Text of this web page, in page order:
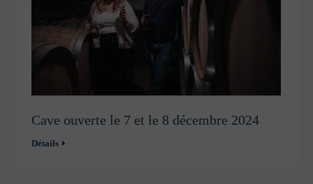
Cave ouverte le 7 et le 8 décembre 2024
Détails